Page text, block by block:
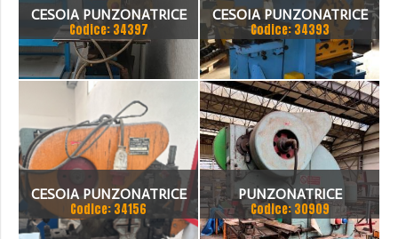
CESOIA PUNZONATRICE
UNIVERSALE
OLEODINAMICA OMERA
MULTIMATIC 55 N HY-
V.4000,
Codice: 34397
CESOIA PUNZONATRICE
UNIVERSALE OMERA
MULTIMAC 70 HP
Codice: 34393
CESOIA PUNZONATRICE
UNIVERSALE MECCANICA
Codice: 34156
PUNZONATRICE
MECCANICA OMERA OPO
Codice: 30909